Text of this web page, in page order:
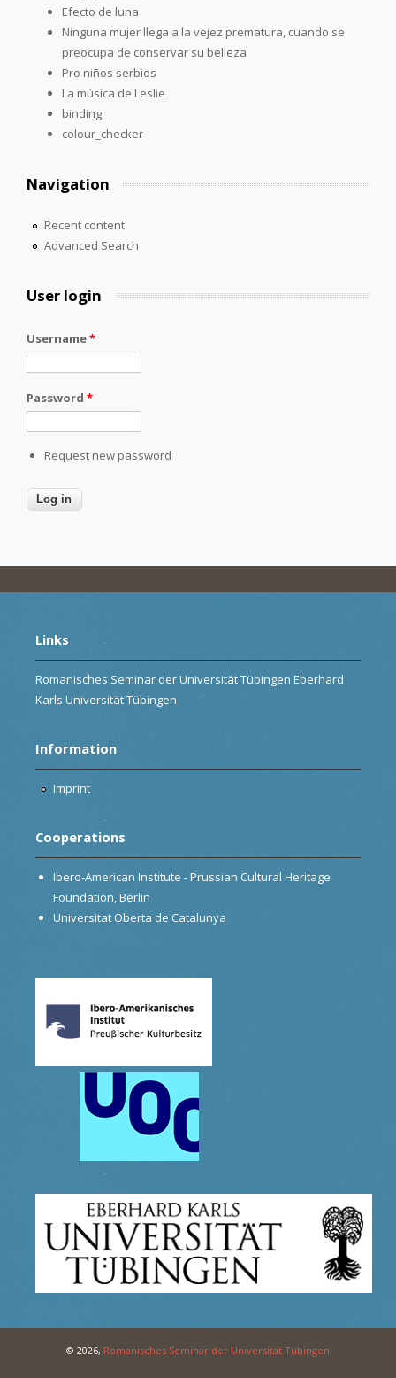
Efecto de luna
Ninguna mujer llega a la vejez prematura, cuando se
preocupa de conservar su belleza
Pro niños serbios
La música de Leslie
binding
colour_checker
Navigation
Recent content
Advanced Search
User login
Username*
Password *
Request new password
Links
Romanisches Seminar der Universität Tübingen Eberhard
Karls Universität Tübingen
Information
Imprint
Cooperations
Ibero-American Institute - Prussian Cultural Heritage
Foundation, Berlin
Universitat Oberta de Catalunya
© 2026, Romanisches Seminar der Universität Tübingen